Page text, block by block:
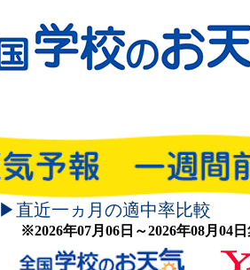
▶直近一ヵ月の適中率比較
※2026年07月06日～2026年08月04